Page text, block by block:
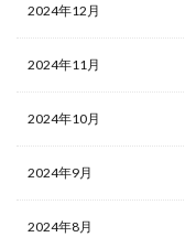
2024年12月
2024年11月
2024年10月
2024年9月
2024年8月